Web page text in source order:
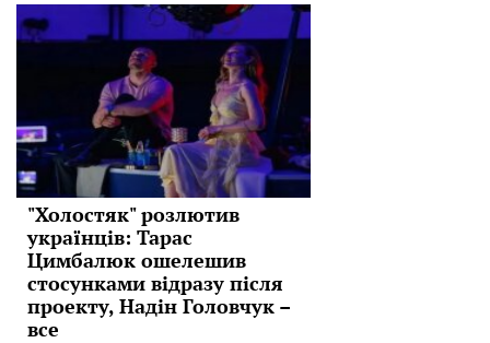
"Холостяк" розлютив
українців: Тарас
Цимбалюк ошелешив
стосунками відразу після
проекту, Надін Головчук –
все